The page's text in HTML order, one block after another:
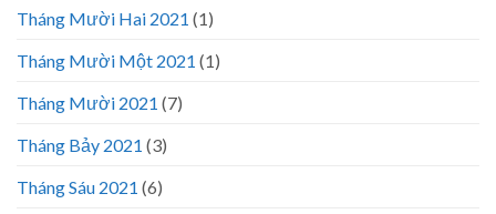
Tháng Mười Hai 2021 (1)
Tháng Mười Một 2021 (1)
Tháng Mười 2021 (7)
Tháng Bảy 2021 (3)
Tháng Sáu 2021 (6)